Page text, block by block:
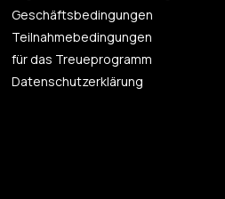
Geschäftsbedingungen
Teilnahmebedingungen
für das Treueprogramm
Datenschutzerklärung